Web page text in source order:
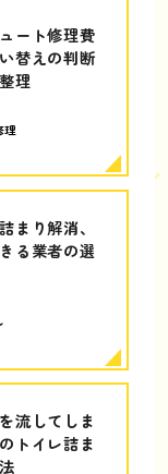
ート修理費
替えの判断
理
理
まり解消、
る業者の選
流してしま
トイレ詰ま